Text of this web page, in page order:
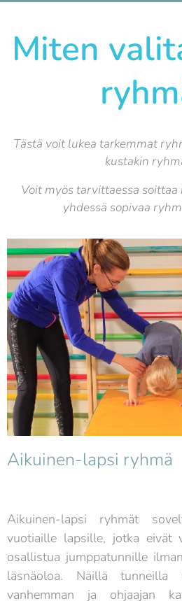
Miten
Tästä voit lukea tarkemmat
kustakin
Voit myös tarvittaessa
yhdessä sopivaa
Aikuinen-lapsi ryhmä
Aikuinen-lapsi ryhmät
vuotiaille lapsille, jotka eivät
osallistua jumppatunnille
läsnäoloa. Näillä tunneilla
vanhemman ja ohjaajan